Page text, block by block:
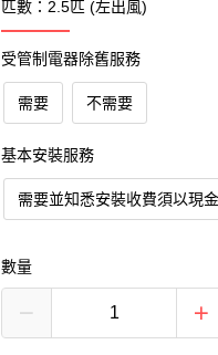
匹數：2.5匹 (左出風)
受管制電器除舊服務
需要 不需要
基本安裝服務
需要並知悉安裝收費須以現
數量